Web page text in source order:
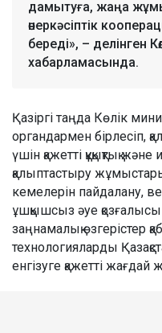
дамытуға, жаңа
өнеркәсіптік
береді», – делінген
хабарламасында.
Қазіргі таңда Көлік
органдармен бірлесіп,
үшін қажетті құқықтық
қалыптастыру
кемелерін пайдалану,
ұшқышсыз әуе
заңнамалық өзгерістер
технологияларды
енгізуге қажетті жағдай